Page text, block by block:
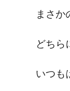
まさか
どちら
いつも